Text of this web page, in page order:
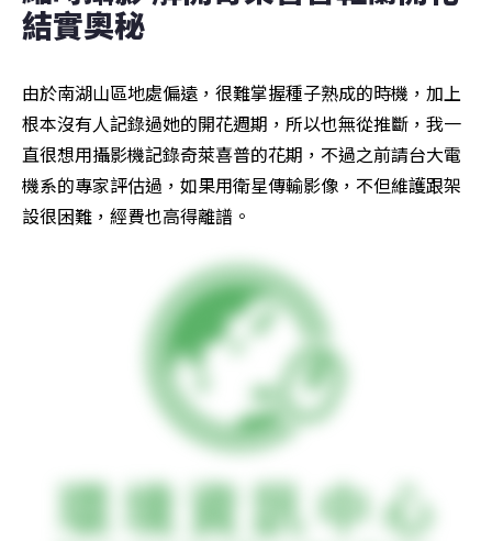
結實奧秘
由於南湖山區地處偏遠，很難掌握種子熟成的時機，加上
根本沒有人記錄過她的開花週期，所以也無從推斷，我一
直很想用攝影機記錄奇萊喜普的花期，不過之前請台大電
機系的專家評估過，如果用衛星傳輸影像，不但維護跟架
設很困難，經費也高得離譜。